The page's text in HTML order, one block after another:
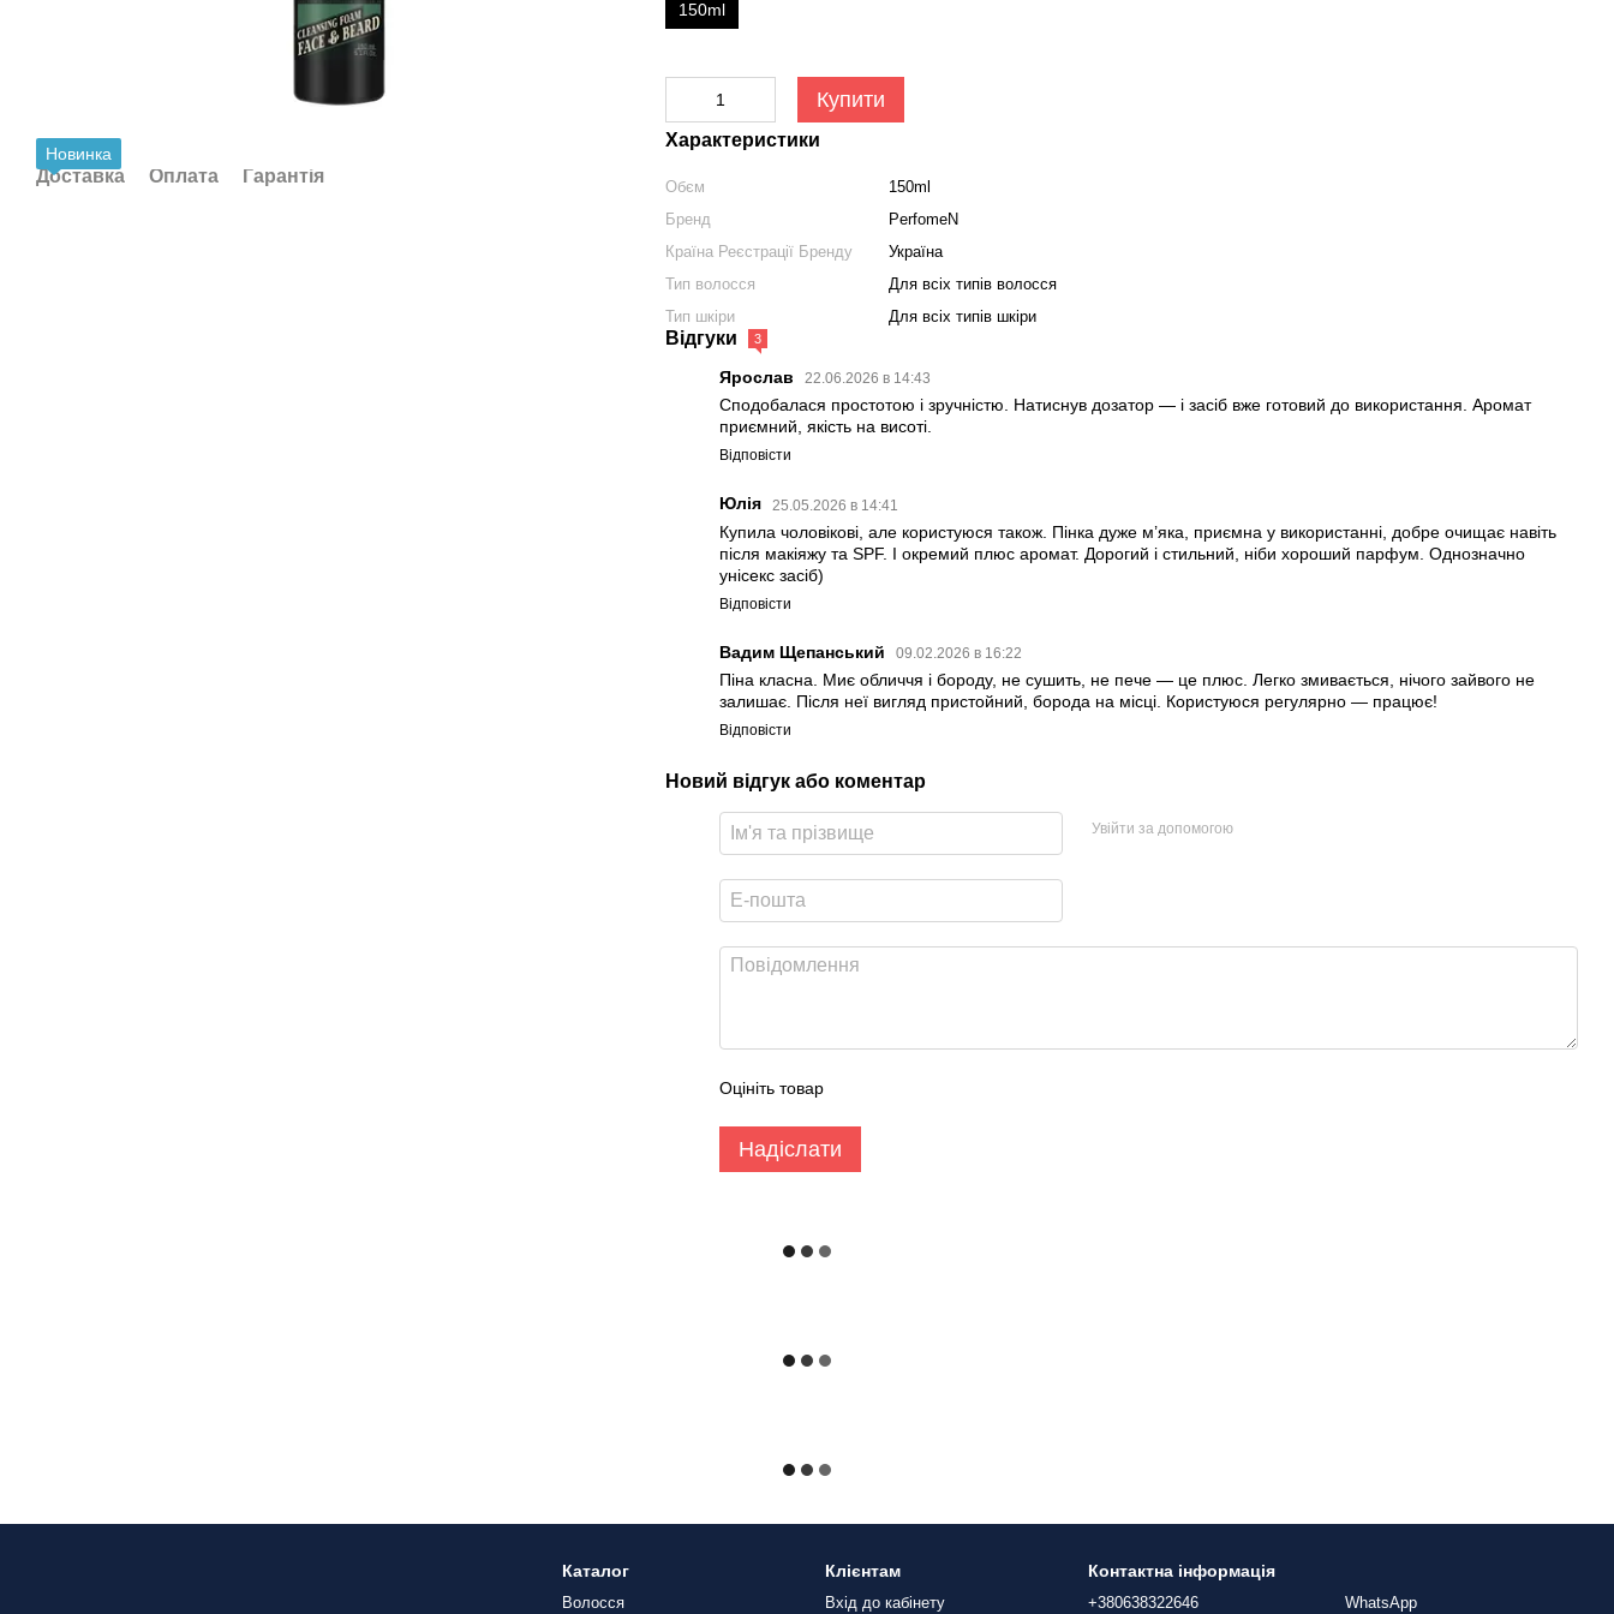
Новинка
Доставка Оплата Гарантія
150ml
Купити
Характеристики
Обєм
150ml
Бренд
PerfomeN
Країна Реєстрації Бренду
Україна
Тип волосся
Для всіх типів волосся
Тип шкіри
Для всіх типів шкіри
Відгуки 3
Ярослав 22.06.2026 в 14:43
Сподобалася простотою і зручністю. Натиснув дозатор — і засіб вже готовий до використання. Аромат
приємний, якість на висоті.
Відповісти
Юлія 25.05.2026 в 14:41
Купила чоловікові, але користуюся також. Пінка дуже м’яка, приємна у використанні, добре очищає навіть
після макіяжу та SPF. І окремий плюс аромат. Дорогий і стильний, ніби хороший парфум. Однозначно
унісекс засіб)
Відповісти
Вадим Щепанський 09.02.2026 в 16:22
Піна класна. Миє обличчя і бороду, не сушить, не пече — це плюс. Легко змивається, нічого зайвого не
залишає. Після неї вигляд пристойний, борода на місці. Користуюся регулярно — працює!
Відповісти
Новий відгук або коментар
Увійти за допомогою
Оцініть товар
Надіслати
Каталог
Волосся
Клієнтам
Вхід до кабінету
Контактна інформація
+380638322646 WhatsApp